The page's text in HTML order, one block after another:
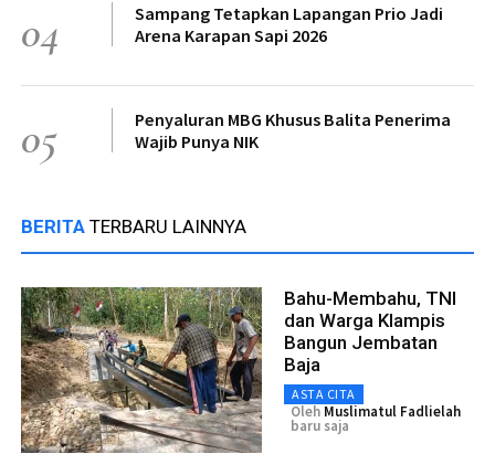
04
Sampang Tetapkan Lapangan Prio Jadi
Arena Karapan Sapi 2026
05
Penyaluran MBG Khusus Balita Penerima
Wajib Punya NIK
BERITA TERBARU LAINNYA
Bahu-Membahu, TNI
dan Warga Klampis
Bangun Jembatan
Baja
ASTA CITA
Oleh Muslimatul Fadlielah
baru saja